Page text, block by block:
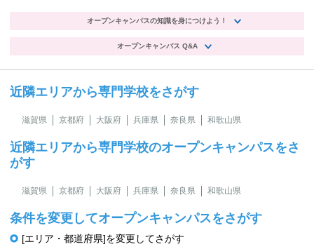
オープンキャンパスの知識を身につけよう！
オープンキャンパス Q&A
近隣エリアから専門学校をさがす
滋賀県 京都府 大阪府 兵庫県 奈良県 和歌山県
近隣エリアから専門学校のオープンキャンパスをさ
がす
滋賀県 京都府 大阪府 兵庫県 奈良県 和歌山県
条件を変更してオープンキャンパスをさがす
[エリア・都道府県]を変更してさがす